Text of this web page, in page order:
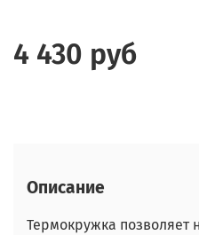
4 430 руб
Описание
Термокружка позволяет